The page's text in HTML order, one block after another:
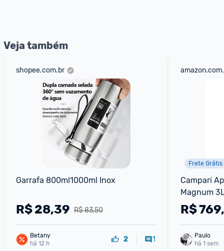
Veja também
shopee.com.br
Garrafa 800ml1000ml Inox
R$ 83,50
R$28,39
Betany
há 12 h
2 1
Frete Grátis
Campari
Magnum
R$
Paulo
há 1 sem